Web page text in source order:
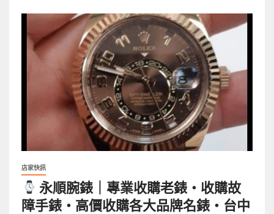
店家快訊
永順腕錶｜專業收購老錶・收購故
障手錶・高價收購各大品牌名錶・台中